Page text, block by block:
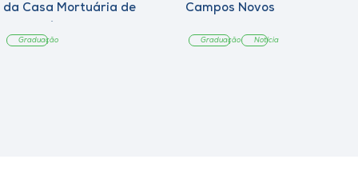
da Casa Mortuária de
Graduação
Campos Novos
Graduação Notícia